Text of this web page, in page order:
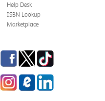
Help Desk
ISBN Lookup
Marketplace
Facebook
TwitterTikTok
InstagrameCampus Blog
LinkedIn